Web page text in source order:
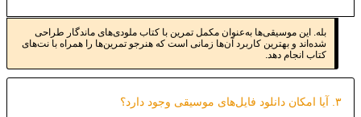
بله. این موسیقی‌ها به‌عنوان مکمل تمرین با کتاب ملودی‌های ماندگار طراحی
شده‌اند و بهترین کاربرد آن‌ها زمانی است که هنرجو تمرین‌ها را همراه با نت‌های
کتاب انجام دهد.
۳. آیا امکان دانلود فایل‌های موسیقی وجود دارد؟